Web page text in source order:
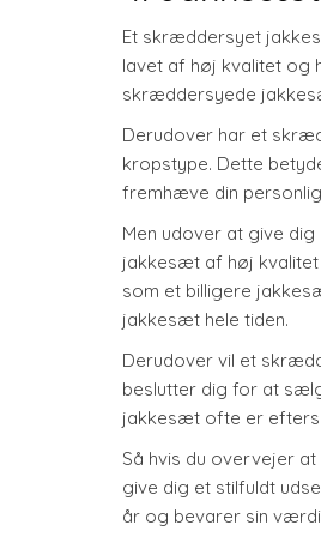
Et skræddersyet
lavet af høj kvalitet og
skræddersyede
Derudover har et
kropstype. Dette
fremhæve din
Men udover at give
jakkesæt af høj
som et billigere
jakkesæt hele tiden.
Derudover vil et
beslutter dig for at
jakkesæt ofte er
Så hvis du overvejer
give dig et stilfuldt
år og bevarer sin